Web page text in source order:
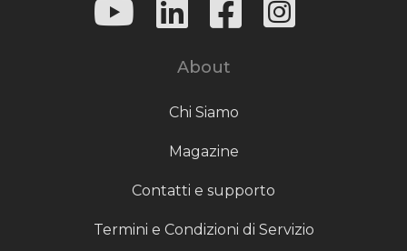
About
Chi Siamo
Magazine
Contatti e supporto
Termini e Condizioni di Servizio